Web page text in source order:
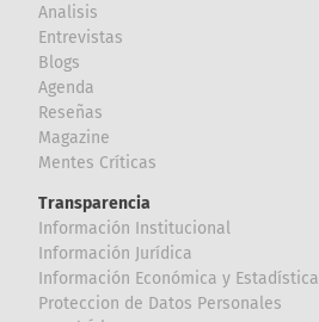
Analisis
Entrevistas
Blogs
Agenda
Reseñas
Magazine
Mentes Críticas
Transparencia
Información Institucional
Información Jurídica
Información Económica y Estadística
Proteccion de Datos Personales